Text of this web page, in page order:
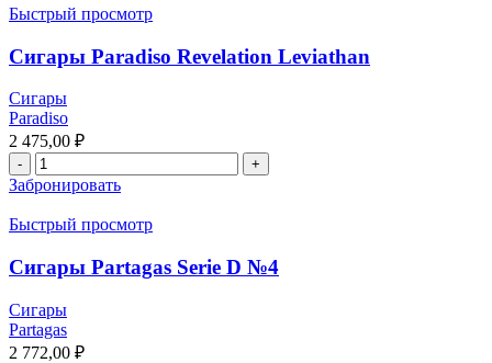
Быстрый просмотр
Сигары Paradiso Revelation Leviathan
Сигары
Paradiso
2 475,00 ₽
Забронировать
Быстрый просмотр
Сигары Partagas Serie D №4
Сигары
Partagas
2 772,00 ₽